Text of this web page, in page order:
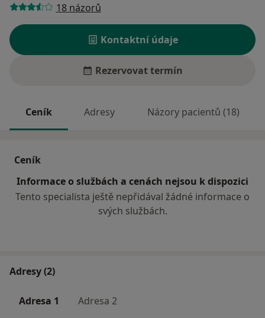
18 názorů
Kontaktní údaje
Rezervovat termín
Ceník Adresy Názory pacientů (18)
Ceník
Informace o službách a cenách nejsou k dispozici
Tento specialista ještě nepřidával žádné informace o
svých službách.
Adresy (2)
Adresa 1 Adresa 2